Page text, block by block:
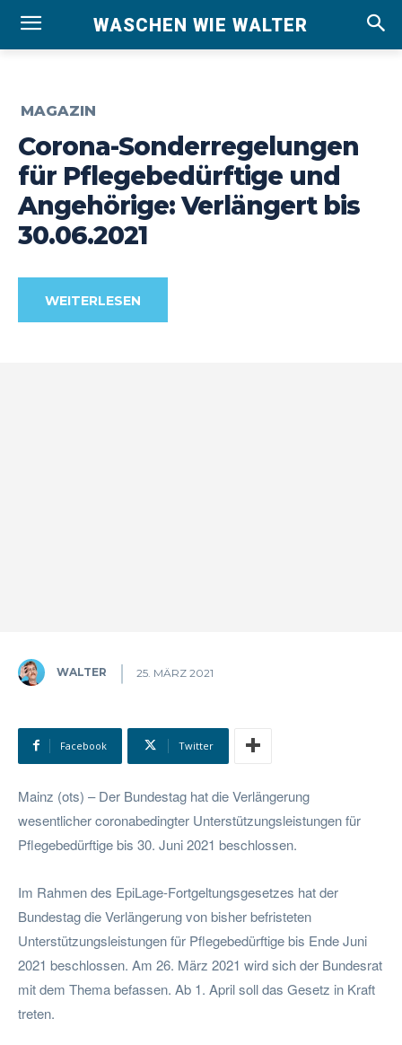
WASCHEN WIE WALTER
MAGAZIN
Corona-Sonderregelungen
für Pflegebedürftige und
Angehörige: Verlängert bis
30.06.2021
WEITERLESEN
WALTER 25. MÄRZ 2021
Facebook Twitter
Mainz (ots) – Der Bundestag hat die Verlängerung
wesentlicher coronabedingter Unterstützungsleistungen für
Pflegebedürftige bis 30. Juni 2021 beschlossen.
Im Rahmen des EpiLage-Fortgeltungsgesetzes hat der
Bundestag die Verlängerung von bisher befristeten
Unterstützungsleistungen für Pflegebedürftige bis Ende Juni
2021 beschlossen. Am 26. März 2021 wird sich der Bundesrat
mit dem Thema befassen. Ab 1. April soll das Gesetz in Kraft
treten.